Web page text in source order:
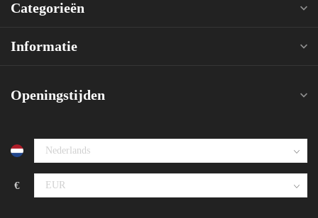
Categorieën
Informatie
Openingstijden
€